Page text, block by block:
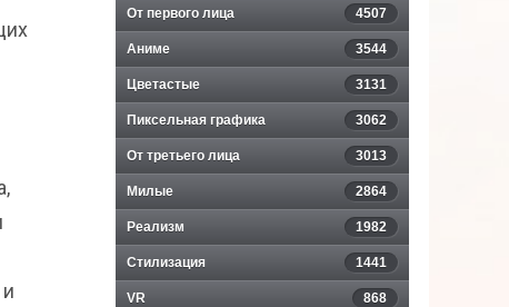
От первого лица 4507
Аниме 3544
Цветастые 3131
Пиксельная графика 3062
От третьего лица 3013
Милые 2864
Реализм 1982
Стилизация 1441
VR 868